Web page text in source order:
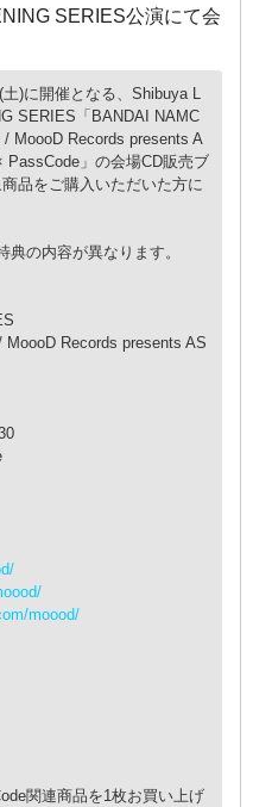
SERIES公演にて会
)に開催となる、Shibuya L
SERIES「BANDAI NAMC
MoooD Records presents A
PassCode」の会場CD販売ブ
品をご購入いただいた方に
の内容が異なります。
MoooD Records presents AS
moood/
関連商品を1枚お買い上げ